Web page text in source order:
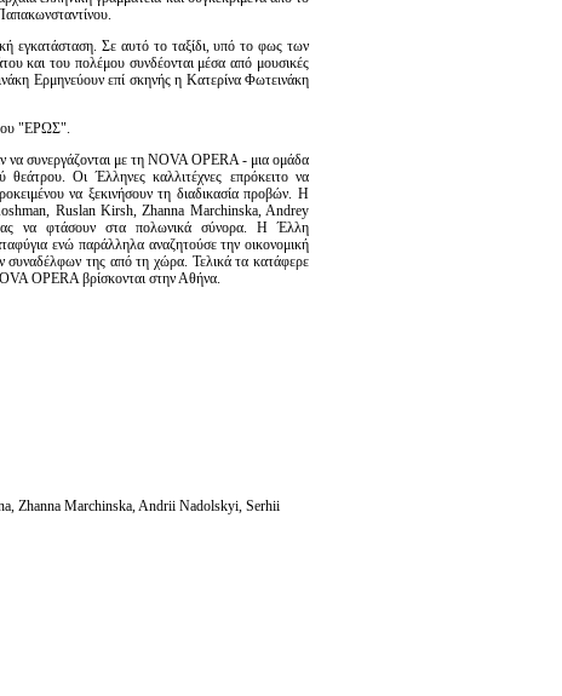
εγκατάσταση. Σε αυτό το ταξίδι, υπό το φως των
και του πολέμου συνδέονται μέσα από μουσικές
Ερμηνεύουν επί σκηνής η Kατερίνα Φωτεινάκη
τoυ "ΕΡΩΣ".
συνεργάζονται με τη NOVA OPERA - μια ομάδα
Oι Έλληνες καλλιτέχνες επρόκειτο να
να ξεκινήσουν τη διαδικασία προβών. Η
Ruslan Kirsh, Zhanna Marchinska, Andrey
να φτάσoυν στα πολωνικά σύνορα. Η Έλλη
ενώ παράλληλα αναζητούσε την οικονομική
συναδέλφων της από τη χώρα. Τελικά τα κατάφερε
OPERA βρίσκονται στην Αθήνα.
Zhanna Marchinska, Andrii Nadolskyi, Serhii